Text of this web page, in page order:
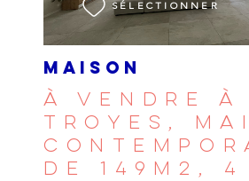
MAISON
À VENDRE À
TROYES,
DE 149M2, 4
SÉLECTIONNER